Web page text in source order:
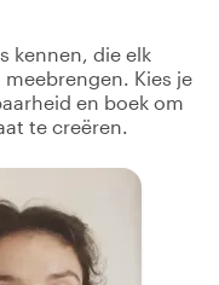
kennen, die elk
Kies je
en boek om
te creëren.